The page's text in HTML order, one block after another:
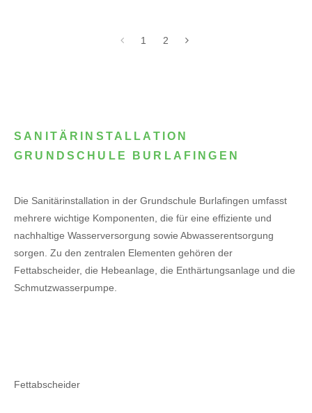
1 2
SANITÄRINSTALLATION
GRUNDSCHULE BURLAFINGEN
Die Sanitärinstallation in der Grundschule Burlafingen umfasst
mehrere wichtige Komponenten, die für eine effiziente und
nachhaltige Wasserversorgung sowie Abwasserentsorgung
sorgen. Zu den zentralen Elementen gehören der
Fettabscheider, die Hebeanlage, die Enthärtungsanlage und die
Schmutzwasserpumpe.
Fettabscheider